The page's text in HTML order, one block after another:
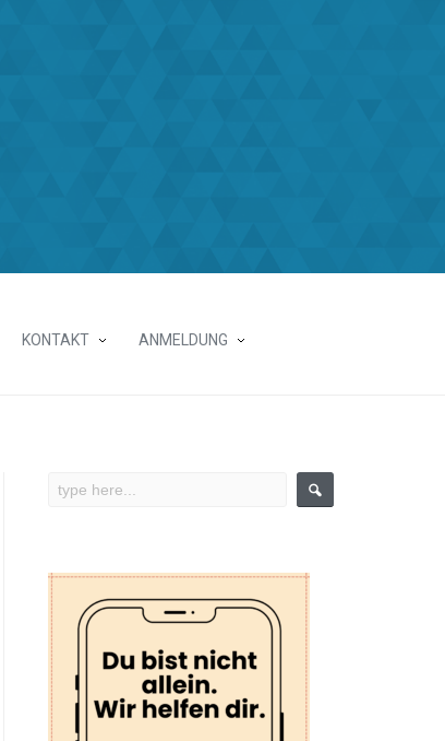
KONTAKT ANMELDUNG